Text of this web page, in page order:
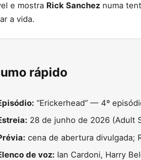
e mostra Rick Sanchez numa
a vida.
rápido
“Erickerhead” — 4º
28 de junho de 2026 (Adult
cena de abertura divulgada;
de voz: Ian Cardoni, Harry